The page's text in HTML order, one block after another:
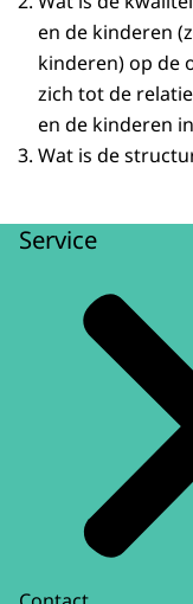
en de kinderen
kinderen) op de
zich tot de
en de kinderen
Wat is de
Service